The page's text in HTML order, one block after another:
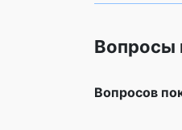
Вопросы
Вопросов